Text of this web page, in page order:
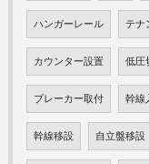
ハンガーレール テナ
カウンター設置 低圧
ブレーカー取付 幹線
幹線移設 自立盤移設